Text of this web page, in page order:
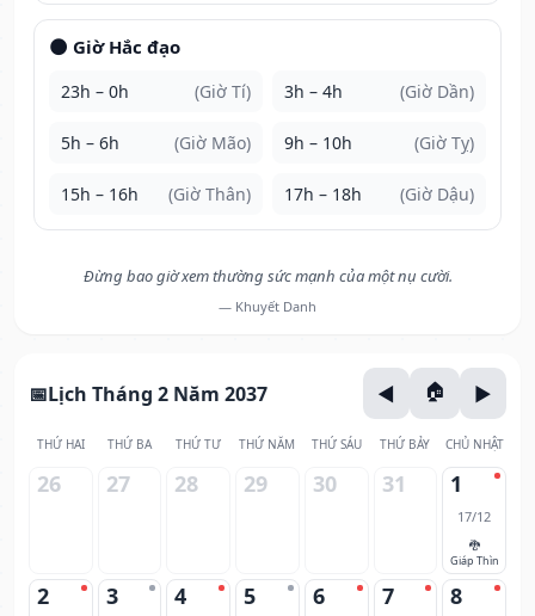
🌑 Giờ Hắc đạo
23h – 0h (Giờ Tí) 3h – 4h (Giờ Dần)
5h – 6h (Giờ Mão) 9h – 10h (Giờ Tỵ)
15h – 16h (Giờ Thân) 17h – 18h (Giờ Dậu)
Đừng bao giờ xem thường sức mạnh của một nụ cười.
— Khuyết Danh
Lịch Tháng 2 Năm 2037
THỨ HAI THỨ BA THỨ TƯ THỨ NĂM THỨ SÁU THỨ BẢY CHỦ NHẬT
26 27 28 29 30 31 1
17/12
🐉
Giáp Thìn
2 3 4 5 6 7 8